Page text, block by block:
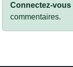
Connectez-vous
commentaires.